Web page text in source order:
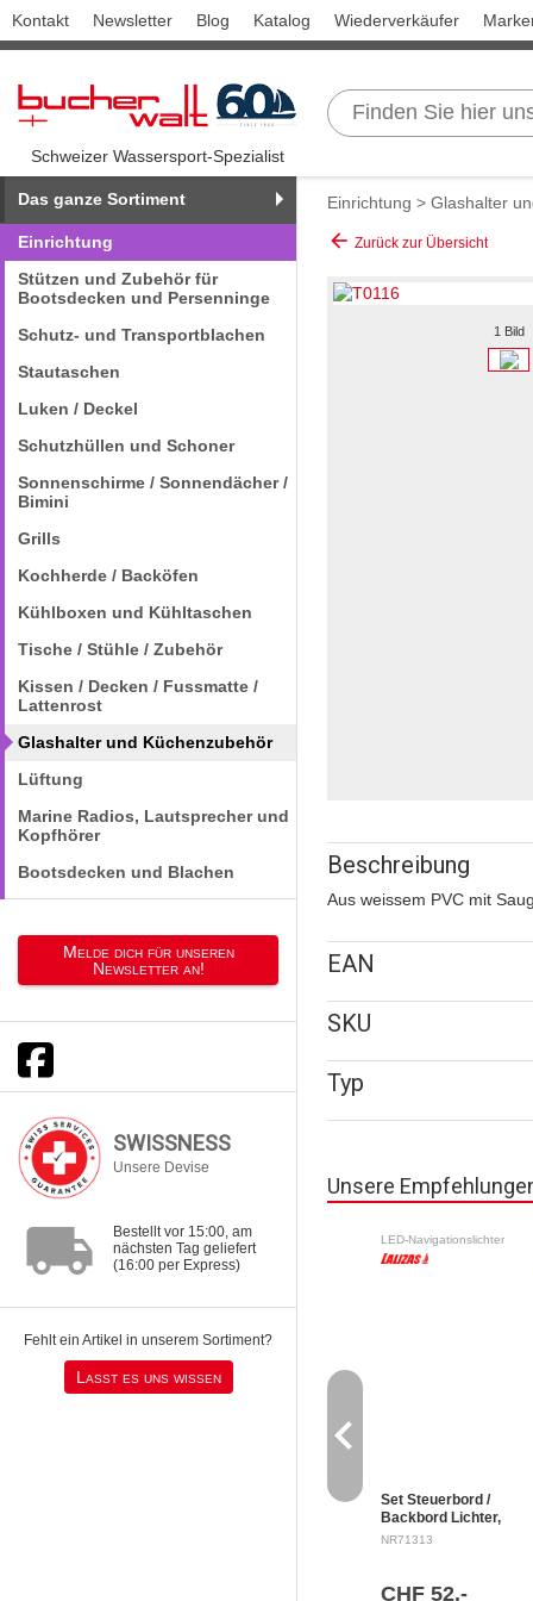
Kontakt Newsletter Blog Katalog Wiederverkäufer
Schweizer Wassersport-Spezialist
Das ganze Sortiment
Einrichtung
Stützen und Zubehör für
Bootsdecken und Persenninge
Schutz- und Transportblachen
Stautaschen
Luken / Deckel
Schutzhüllen und Schoner
Sonnenschirme / Sonnendächer /
Bimini
Grills
Kochherde / Backöfen
Kühlboxen und Kühltaschen
Tische / Stühle / Zubehör
Kissen / Decken / Fussmatte /
Lattenrost
Glashalter und Küchenzubehör
Lüftung
Marine Radios, Lautsprecher und
Kopfhörer
Bootsdecken und Blachen
Melde dich für unseren
Newsletter an!
SWISSNESS
Unsere Devise
local_shipping
Bestellt vor 15:00, am
nächsten Tag geliefert
(16:00 per Express)
Fehlt ein Artikel in unserem Sortiment?
Lasst es uns wissen
Einrichtung > Glashalter
arrow_back Zurück zur Übersicht
1 Bild
Beschreibung
Aus weissem PVC mit
EAN
SKU
Typ
Unsere
LED-Navigationslichter
Set Steuerbord /
Backbord Lichter,
schwarze Gehäuse
NR71313
CHF 52.-
navigate_before